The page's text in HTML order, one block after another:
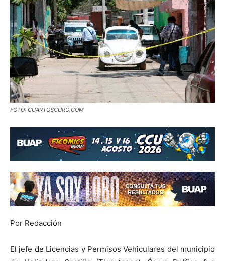
FOTO: CUARTOSCURO.COM
Por Redacción
El jefe de Licencias y Permisos Vehiculares del municipio